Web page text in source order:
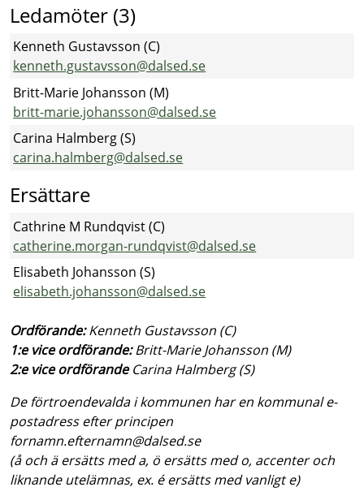
Ledamöter (3)
Kenneth Gustavsson (C)
kenneth.gustavsson@dalsed.se
Britt-Marie Johansson (M)
britt-marie.johansson@dalsed.se
Carina Halmberg (S)
carina.halmberg@dalsed.se
Ersättare
Cathrine M Rundqvist (C)
catherine.morgan-rundqvist@dalsed.se
Elisabeth Johansson (S)
elisabeth.johansson@dalsed.se
Ordförande:Kenneth Gustavsson (C)
1:e vice ordförande: Britt-Marie Johansson (M)
2:e vice ordförande Carina Halmberg (S)
De förtroendevalda i kommunen har en kommunal e-
postadress efter principen
fornamn.efternamn@dalsed.se
(å och ä ersätts med a, ö ersätts med o, accenter och
liknande utelämnas, ex. é ersätts med vanligt e)